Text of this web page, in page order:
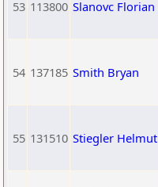
53 113800 Slanovc Florian
54 137185 Smith Bryan
55 131510 Stiegler Helmut